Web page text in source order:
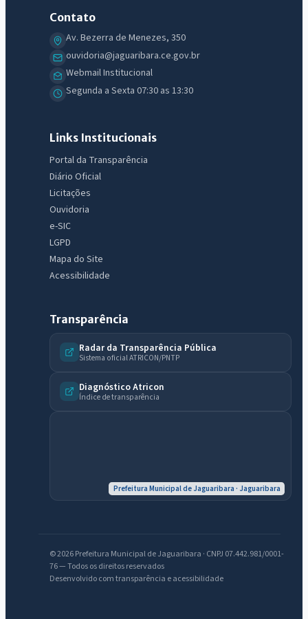
Contato
Av. Bezerra de Menezes, 350
ouvidoria@jaguaribara.ce.gov.br
Webmail Institucional
Segunda a Sexta 07:30 as 13:30
Links Institucionais
Portal da Transparência
Diário Oficial
Licitações
Ouvidoria
e-SIC
LGPD
Mapa do Site
Acessibilidade
Transparência
Radar da Transparência Pública
Sistema oficial ATRICON/PNTP
Diagnóstico Atricon
Índice de transparência
Prefeitura Municipal de Jaguaribara · Jaguaribara
© 2026 Prefeitura Municipal de Jaguaribara · CNPJ 07.442.981/0001-
76 — Todos os direitos reservados
Desenvolvido com transparência e acessibilidade
Olá. Pergunte sobre serviços, notícias, legislação, Diário Oficial,
licitações, estrutura ou transparência do município.